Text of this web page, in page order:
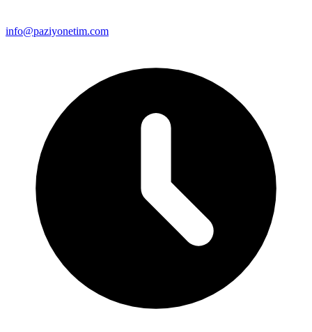
info@paziyonetim.com